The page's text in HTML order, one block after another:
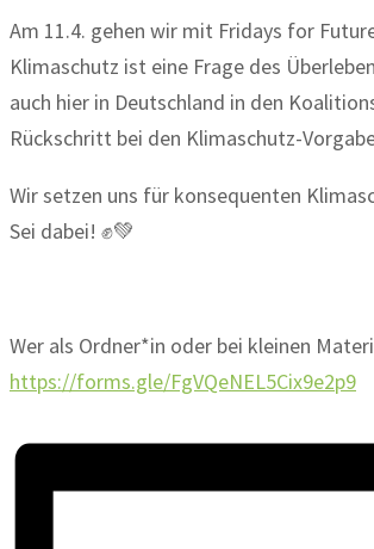
Am 11.4. gehen wir mit Fridays for
Klimaschutz ist eine Frage des
auch hier in Deutschland in den
Rückschritt bei den Klimaschutz-
Wir setzen uns für konsequenten
Sei dabei! ✊💚
Wer als Ordner*in oder bei kleinen
https://forms.gle/FgVQeNEL5Cix9e2p9